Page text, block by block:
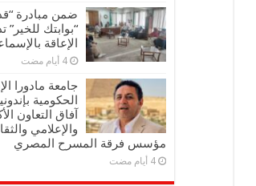
ضمن مبادرة
“بوابتك
الإعاقة
4 أيام مضت
جامعة مادورا
الحكومية
آفاق التعاون
والإعلامي
مؤسس فرقة المسرح المصري
4 أيام مضت